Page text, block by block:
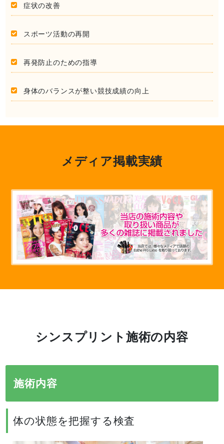
症状の改善
スポーツ活動の再開
再発防止のための指導
身体のバランスが整い競技成績の向上
メディア掲載実績
シンスプリント施術の内容
施術内容
体の状態を把握する検査